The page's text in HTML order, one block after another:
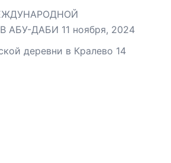
АБУ-ДАБИ 11 ноября, 2024
деревни в Кралево 14